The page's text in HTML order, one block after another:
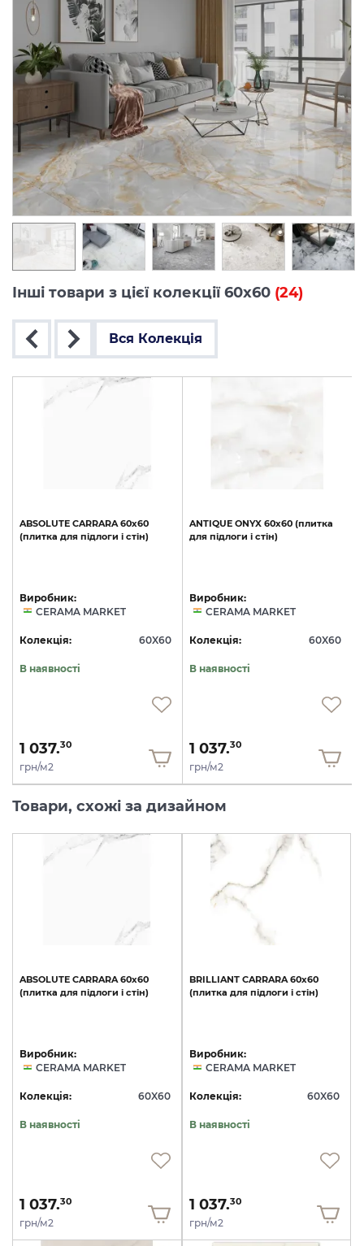
Інші товари з цієї колекції 60x60 (24)
Вся Колекція
ABSOLUTE CARRARA 60х60
(плитка для підлоги і стін)
Виробник:
CERAMA MARKET
Колекція: 60X60
В наявності
1 037.30
грн/м2
ANTIQUE ONYX 60х60 (плитка
для підлоги і стін)
Виробник:
CERAMA MARKET
Колекція: 60X60
В наявності
1 037.30
грн/м2
Товари, схожі за дизайном
ABSOLUTE CARRARA 60х60
(плитка для підлоги і стін)
Виробник:
CERAMA MARKET
Колекція: 60X60
В наявності
1 037.30
грн/м2
BRILLIANT CARRARA 60х60
(плитка для підлоги і стін)
Виробник:
CERAMA MARKET
Колекція: 60X60
В наявності
1 037.30
грн/м2